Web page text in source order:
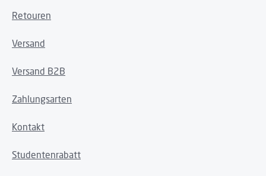
Retouren
Versand
Versand B2B
Zahlungsarten
Kontakt
Studentenrabatt